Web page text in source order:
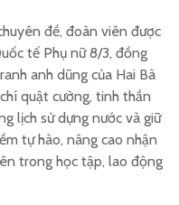
đề, đoàn viên được
tế Phụ nữ 8/3, đồng
anh dũng của Hai Bà
quật cường, tinh thần
lịch sử dựng nước và giữ
tự hào, nâng cao nhận
trong học tập, lao động